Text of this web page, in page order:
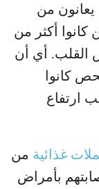
من
كانوا أكثر من
القلب. أي أن
كانوا
ارتفاع
غذائية من
بأمراض